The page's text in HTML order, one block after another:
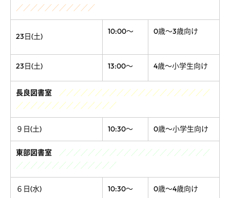
／／／／／／／／／／／
23日(土)
10:00～ 0歳～3歳向け
23日(土) 13:00～ 4歳～小学生向け
長良図書室
／／／／／／／／／／／／／／／／／／／／／
／／／／／／／／／／／／／／
９日(土) 10:30～ 0歳～小学生向け
東部図書室
／／／／／／／／／／／／／／／／／／／／／
／／／／／／／／／／／／／／
６日(水) 10:30～ 0歳～4歳向け